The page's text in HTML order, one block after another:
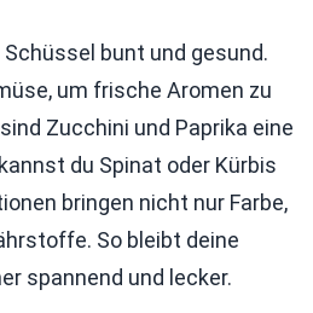
bunt und gesund.
um frische Aromen zu
Zucchini und Paprika eine
du Spinat oder Kürbis
bringen nicht nur Farbe,
So bleibt deine
spannend und lecker.